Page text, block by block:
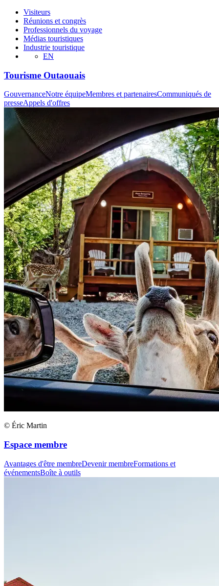
Visiteurs
Réunions et congrès
Professionnels du voyage
Médias touristiques
Industrie touristique
EN
Tourisme Outaouais
GouvernanceNotre équipeMembres et partenairesCommuniqués de
presseAppels d'offres
© Éric Martin
Espace membre
Avantages d'être membreDevenir membreFormations et
événementsBoîte à outils